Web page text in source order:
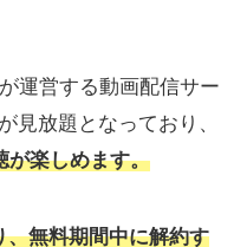
運営する動画配信サー
見放題となっており、
が楽しめます。
、無料期間中に解約す